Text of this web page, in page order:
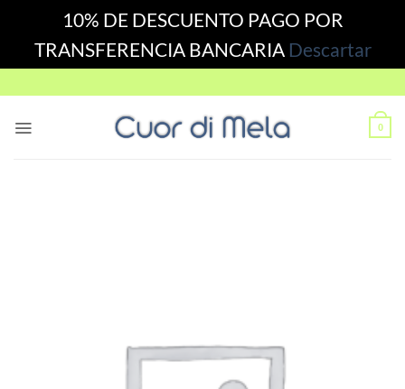
10% DE DESCUENTO PAGO POR
TRANSFERENCIA BANCARIA Descartar
to
0